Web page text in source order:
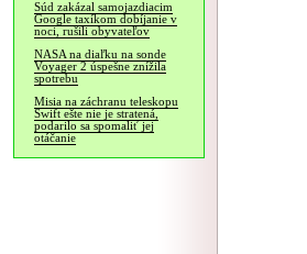
Súd zakázal samojazdiacim
Google taxíkom dobíjanie v
noci, rušili obyvateľov
NASA na diaľku na sonde
Voyager 2 úspešne znížila
spotrebu
Misia na záchranu teleskopu
Swift ešte nie je stratená,
podarilo sa spomaliť jej
otáčanie